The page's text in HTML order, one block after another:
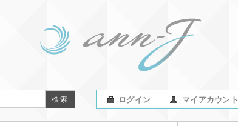
ログイン マイアカウント